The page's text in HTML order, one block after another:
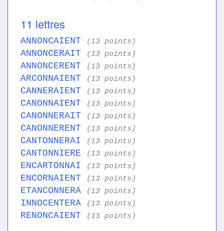
11 lettres
ANNONCAIENT (13 points)
ANNONCERAIT (13 points)
ANNONCERENT (13 points)
ARCONNAIENT (13 points)
CANNERAIENT (13 points)
CANONNAIENT (13 points)
CANONNERAIT (13 points)
CANONNERENT (13 points)
CANTONNERAI (13 points)
CANTONNIERE (13 points)
ENCARTONNAI (13 points)
ENCORNAIENT (13 points)
ETANCONNERA (13 points)
INNOCENTERA (13 points)
RENONCAIENT (13 points)